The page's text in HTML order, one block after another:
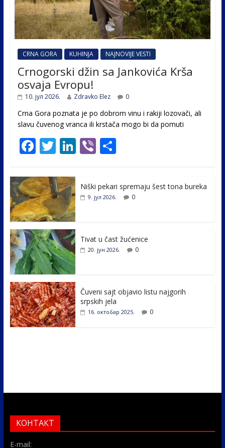
CRNA GORA KUHINJA NAJNOVIJE VESTI
Crnogorski džin sa Jankovića Krša
osvaja Evropu!
10. јул 2026. Zdravko Elez 0
Crna Gora poznata je po dobrom vinu i rakiji lozovači, ali
slavu čuvenog vranca ili krstača mogo bi da pomuti
F
e
b
o
o
k
T
itt
er
Li
e
Vi
er
S
e
Niški pekari spremaju šest tona bureka
9. јул 2026. 0
Tivat u čast žućenice
20. јун 2026. 0
Čuveni sajt objavio listu najgorih
srpskih jela
16. октобар 2025. 0
КОНТАКТ
E-mail: